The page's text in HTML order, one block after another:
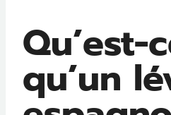
Qu’est-
qu’un